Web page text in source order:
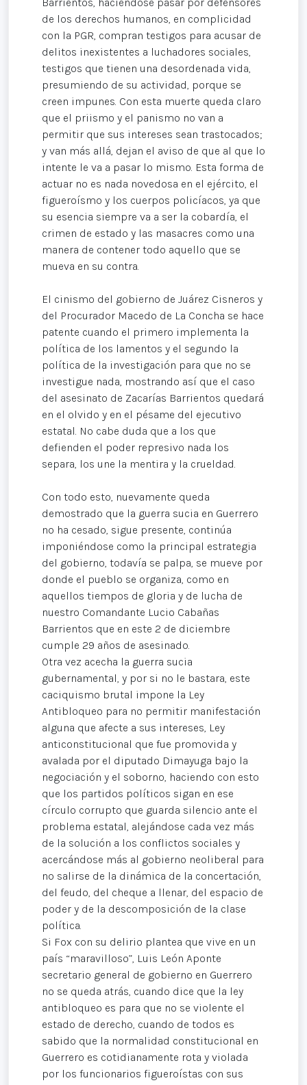
de los derechos humanos, en complicidad
con la PGR, compran testigos para acusar de
delitos inexistentes a luchadores sociales,
testigos que tienen una desordenada vida,
presumiendo de su actividad, porque se
creen impunes. Con esta muerte queda claro
que el priismo y el panismo no van a
permitir que sus intereses sean trastocados;
y van más allá, dejan el aviso de que al que lo
intente le va a pasar lo mismo. Esta forma de
actuar no es nada novedosa en el ejército, el
figueroísmo y los cuerpos policíacos, ya que
su esencia siempre va a ser la cobardía, el
crimen de estado y las masacres como una
manera de contener todo aquello que se
mueva en su contra.
El cinismo del gobierno de Juárez Cisneros y
del Procurador Macedo de La Concha se hace
patente cuando el primero implementa la
política de los lamentos y el segundo la
política de la investigación para que no se
investigue nada, mostrando así que el caso
del asesinato de Zacarías Barrientos quedará
en el olvido y en el pésame del ejecutivo
estatal. No cabe duda que a los que
defienden el poder represivo nada los
separa, los une la mentira y la crueldad.
Con todo esto, nuevamente queda
demostrado que la guerra sucia en Guerrero
no ha cesado, sigue presente, continúa
imponiéndose como la principal estrategia
del gobierno, todavía se palpa, se mueve por
donde el pueblo se organiza, como en
aquellos tiempos de gloria y de lucha de
nuestro Comandante Lucio Cabañas
Barrientos que en este 2 de diciembre
cumple 29 años de asesinado.
Otra vez acecha la guerra sucia
gubernamental, y por si no le bastara, este
caciquismo brutal impone la Ley
Antibloqueo para no permitir manifestación
alguna que afecte a sus intereses, Ley
anticonstitucional que fue promovida y
avalada por el diputado Dimayuga bajo la
negociación y el soborno, haciendo con esto
que los partidos políticos sigan en ese
círculo corrupto que guarda silencio ante el
problema estatal, alejándose cada vez más
de la solución a los conflictos sociales y
acercándose más al gobierno neoliberal para
no salirse de la dinámica de la concertación,
del feudo, del cheque a llenar, del espacio de
poder y de la descomposición de la clase
política.
Si Fox con su delirio plantea que vive en un
país “maravilloso”, Luis León Aponte
secretario general de gobierno en Guerrero
no se queda atrás, cuando dice que la ley
antibloqueo es para que no se violente el
estado de derecho, cuando de todos es
sabido que la normalidad constitucional en
Guerrero es cotidianamente rota y violada
por los funcionarios figueroístas con sus